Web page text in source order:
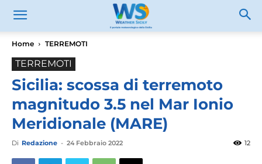
Home TERREMOTI
TERREMOTI
Sicilia: scossa di terremoto
magnitudo 3.5 nel Mar Ionio
Meridionale (MARE)
Di Redazione - 24 Febbraio 2022 12